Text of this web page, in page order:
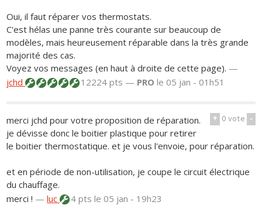
Oui, il faut réparer vos thermostats.
C'est hélas une panne très courante sur beaucoup de
modèles, mais heureusement réparable dans la très grande
majorité des cas.
Voyez vos messages (en haut à droite de cette page). —
jchd
12224 pts — PRO le 05 jan - 01h51
+ 0vote -
merci jchd pour votre proposition de réparation.
je dévisse donc le boitier plastique pour retirer
le boitier thermostatique. et je vous l'envoie, pour réparation.
et en période de non-utilisation, je coupe le circuit électrique
du chauffage.
merci ! —luc 4 ptsle 05 jan - 19h23